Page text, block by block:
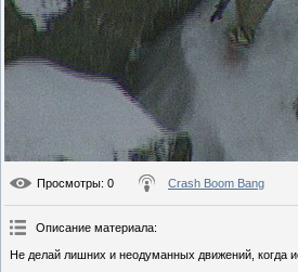
Просмотры: 0 Crash Boom Bang
Описание материала:
Не делай лишних и неодуманных движений, когда